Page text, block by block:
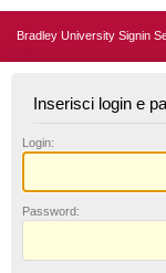
Bradley University Signin
Inserisci login e
L ogin:
Password: